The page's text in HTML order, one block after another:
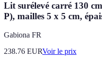
Lit surélevé carré 130
P), mailles 5 x 5 cm,
Gabiona FR
238.76 EURVoir le prix